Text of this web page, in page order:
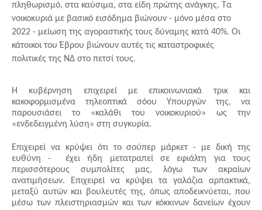
πληθωρισμό, στα καύσιμα, στα είδη πρώτης ανάγκης. Τα
νοικοκυριά με βασικό εισόδημα βιώνουν - μόνο μέσα στο
2022 - μείωση της αγοραστικής τους δύναμης κατά 40%. Οι
κάτοικοι του Έβρου βιώνουν αυτές τις καταστροφικές
πολιτικές της ΝΔ στο πετσί τους.
Η κυβέρνηση επιχειρεί με επικοινωνιακά τρικ και
κακοφορμισμένα τηλεοπτικά σόου Υπουργών της, να
παρουσιάσει το «καλάθι του νοικοκυριού» ως την
«ενδεδειγμένη λύση» στη συγκυρία.
Επιχειρεί να κρύψει ότι το σούπερ μάρκετ - με δική της
ευθύνη -  έχει ήδη μετατραπεί σε εφιάλτη για τους
περισσότερους συμπολίτες μας, λόγω των ακραίων
ανατιμήσεων. Επιχειρεί να κρύψει τα γαλάζια αρπακτικά,
μεταξύ αυτών και βουλευτές της, όπως αποδεικνύεται, που
μέσω των πλειστηριασμών και των κόκκινων δανείων έχουν